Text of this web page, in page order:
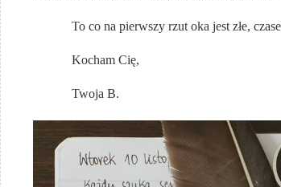
To co na pierwszy rzut oka jest złe,
Kocham Cię,
Twoja B.